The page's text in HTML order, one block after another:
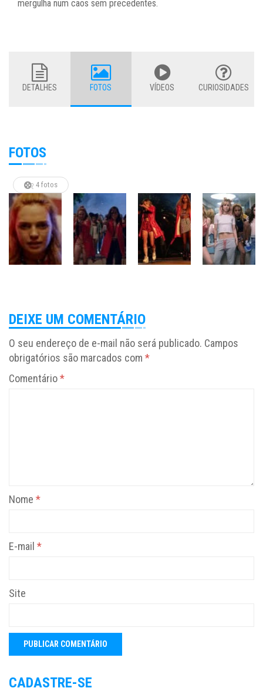
mergulha num caos sem precedentes.
DETALHES FOTOS VÍDEOS CURIOSIDADES
FOTOS
4 fotos
DEIXE UM COMENTÁRIO
O seu endereço de e-mail não será publicado. Campos
obrigatórios são marcados com *
Comentário*
Nome *
E-mail *
Site
CADASTRE-SE